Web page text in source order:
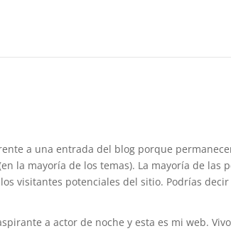
a una entrada del blog porque
la mayoría de los temas). La mayoría de las
visitantes potenciales del sitio. Podrías decir
a actor de noche y esta es mi web.